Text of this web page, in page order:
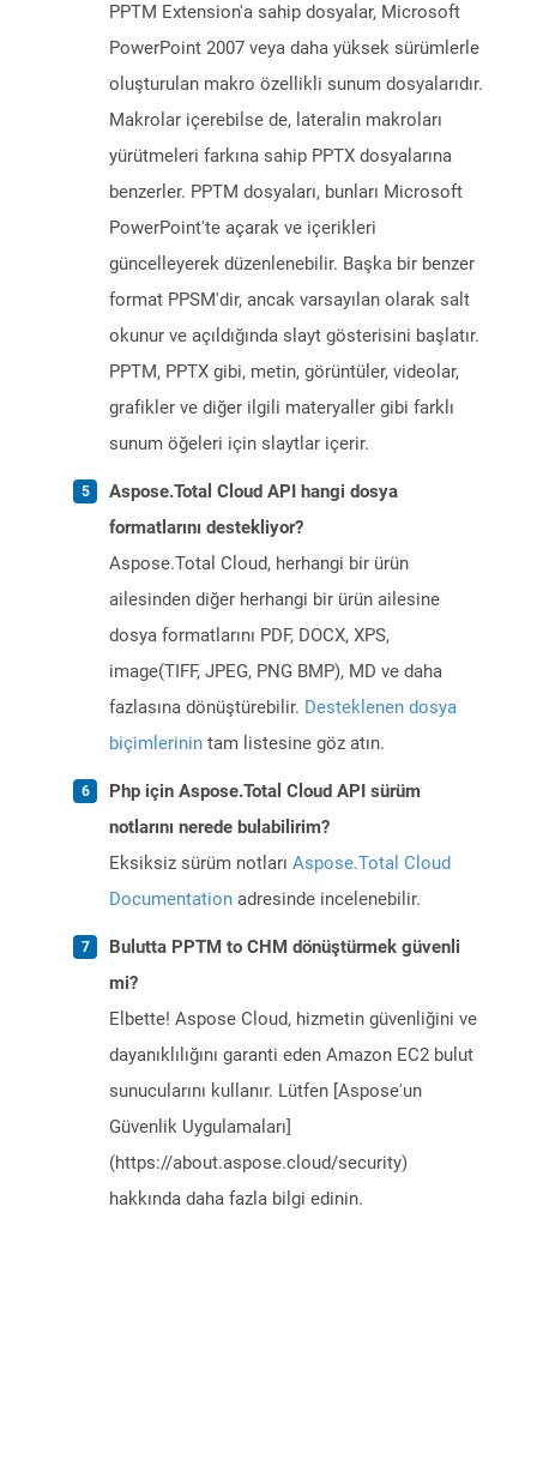
PPTM Extension'a sahip dosyalar, Microsoft
PowerPoint 2007 veya daha yüksek sürümlerle
oluşturulan makro özellikli sunum dosyalarıdır.
Makrolar içerebilse de, lateralin makroları
yürütmeleri farkına sahip PPTX dosyalarına
benzerler. PPTM dosyaları, bunları Microsoft
PowerPoint'te açarak ve içerikleri
güncelleyerek düzenlenebilir. Başka bir benzer
format PPSM'dir, ancak varsayılan olarak salt
okunur ve açıldığında slayt gösterisini başlatır.
PPTM, PPTX gibi, metin, görüntüler, videolar,
grafikler ve diğer ilgili materyaller gibi farklı
sunum öğeleri için slaytlar içerir.
Aspose.Total Cloud API hangi dosya
formatlarını destekliyor?
Aspose.Total Cloud, herhangi bir ürün
ailesinden diğer herhangi bir ürün ailesine
dosya formatlarını PDF, DOCX, XPS,
image(TIFF, JPEG, PNG BMP), MD ve daha
fazlasına dönüştürebilir. Desteklenen dosya
biçimlerinin tam listesine göz atın.
Php için Aspose.Total Cloud API sürüm
notlarını nerede bulabilirim?
Eksiksiz sürüm notları Aspose.Total Cloud
Documentation adresinde incelenebilir.
Bulutta PPTM to CHM dönüştürmek güvenli
mi?
Elbette! Aspose Cloud, hizmetin güvenliğini ve
dayanıklılığını garanti eden Amazon EC2 bulut
sunucularını kullanır. Lütfen [Aspose'un
Güvenlik Uygulamaları]
(https://about.aspose.cloud/security)
hakkında daha fazla bilgi edinin.